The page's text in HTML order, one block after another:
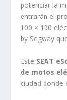
potenciar la
entrarán el
100 × 100
by Segway
Este SEAT
de motos
ciudad donde